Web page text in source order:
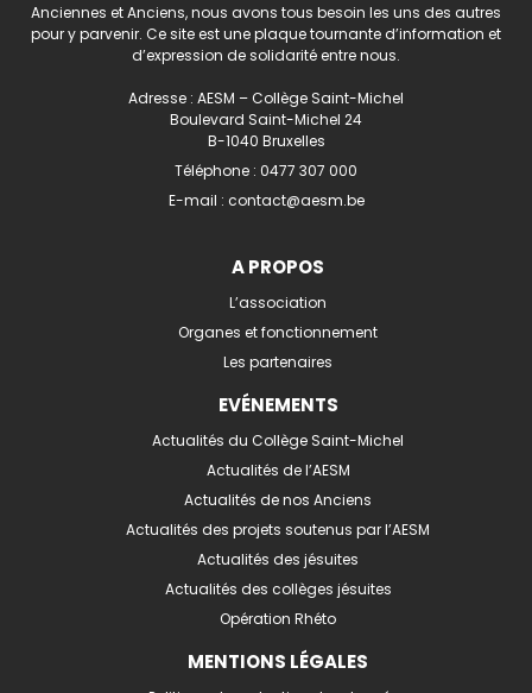
Anciennes et Anciens, nous avons tous besoin les uns des autres
pour y parvenir. Ce site est une plaque tournante d’information et
d’expression de solidarité entre nous.
Adresse : AESM – Collège Saint-Michel
Boulevard Saint-Michel 24
B-1040 Bruxelles
Téléphone : 0477 307 000
E-mail : contact@aesm.be
A PROPOS
L’association
Organes et fonctionnement
Les partenaires
EVÉNEMENTS
Actualités du Collège Saint-Michel
Actualités de l’AESM
Actualités de nos Anciens
Actualités des projets soutenus par l’AESM
Actualités des jésuites
Actualités des collèges jésuites
Opération Rhéto
MENTIONS LÉGALES